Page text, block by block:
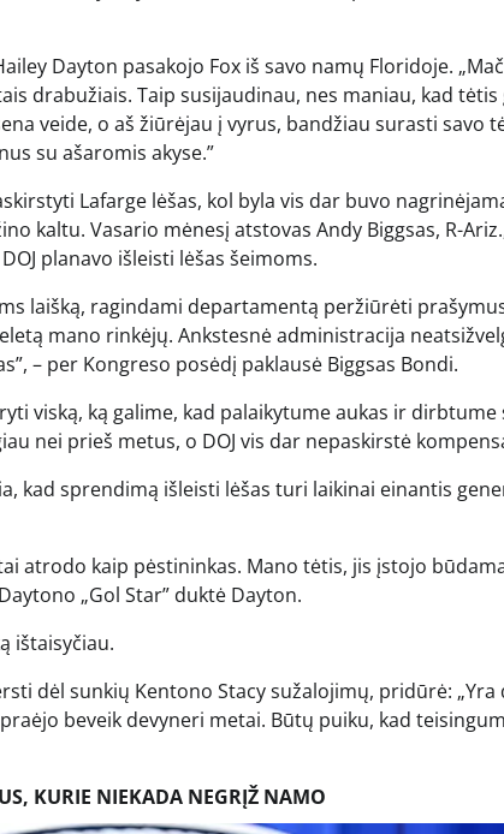
Dayton pasakojo Fox iš savo namų Floridoje.
drabužiais. Taip susijaudinau, nes maniau, kad
veide, o aš žiūrėjau į vyrus, bandžiau surasti savo
su ašaromis akyse.”
Lafarge lėšas, kol byla vis dar buvo
kaltu. Vasario mėnesį atstovas Andy Biggsas, R-
planavo išleisti lėšas šeimoms.
laišką, ragindami departamentą peržiūrėti
mano rinkėjų. Ankstesnė administracija
– per Kongreso posėdį paklausė Biggsas Bondi.
viską, ką galime, kad palaikytume aukas ir dirbtume
nei prieš metus, o DOJ vis dar nepaskirstė
kad sprendimą išleisti lėšas turi laikinai einantis
atrodo kaip pėstininkas. Mano tėtis, jis įstojo
„Gol Star” duktė Dayton.
ištaisyčiau.
dėl sunkių Kentono Stacy sužalojimų, pridūrė: „Yra
beveik devyneri metai. Būtų puiku, kad
KURIE NIEKADA NEGRĮŽ NAMO